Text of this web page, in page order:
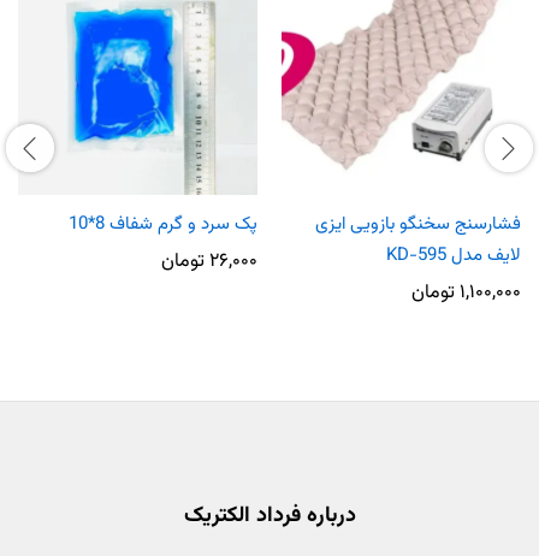
فشارسنج سخنگو بازویی ایزی
لایف مدل KD-595
۱,۱۰۰,۰۰۰ تومان
پک سرد و گرم شفاف 8*10
۲۶,۰۰۰ تومان
درباره فرداد الکتریک